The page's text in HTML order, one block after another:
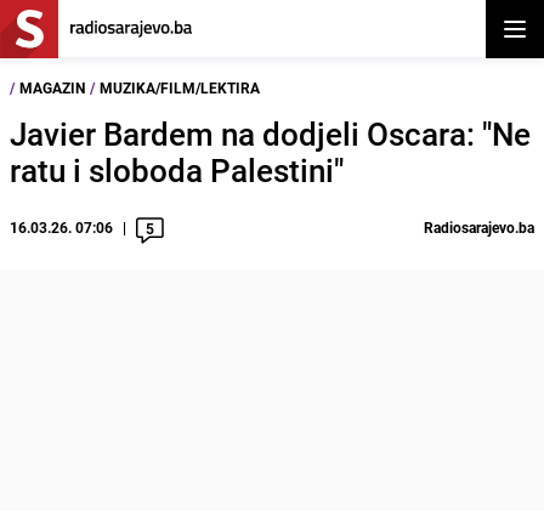
/ MAGAZIN / MUZIKA/FILM/LEKTIRA
Javier Bardem na dodjeli Oscara: "Ne
ratu i sloboda Palestini"
16.03.26. 07:06 5 Radiosarajevo.ba